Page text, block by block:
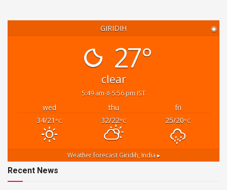
GIRIDIH ◉
27°
clear
5:49 am 5:56 pm IST
wed thu
fri
34/21 °C 32/22°C 25/20°C
Weather forecast Giridih, India ▸
Recent News